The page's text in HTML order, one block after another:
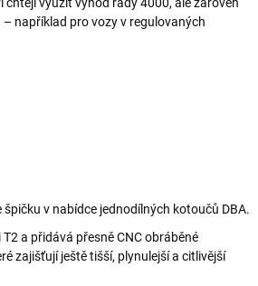
chtějí využít výhod řady 4000, ale zároveň
například pro vozy v regulovaných
v nabídce jednodílných kotoučů DBA.
a přidává přesně CNC obráběné
zajišťují ještě tišší, plynulejší a citlivější